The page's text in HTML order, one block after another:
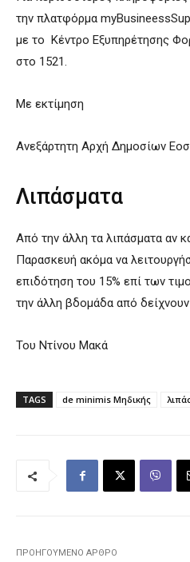
την πλατφόρμα
με το Κέντρο Εξυπηρέτησης
στο 1521.
Με εκτίμηση
Ανεξάρτητη Αρχή Δημοσίων
Λιπάσματα
Από την άλλη τα λιπάσματα αν
Παρασκευή ακόμα να
επιδότηση του 15% επί των
την άλλη βδομάδα από
Του Ντίνου Μακά
TAGS de minimis Μηδικής
ΠΡΟΗΓΟΎΜΕΝΟ ΆΡΘΡΟ